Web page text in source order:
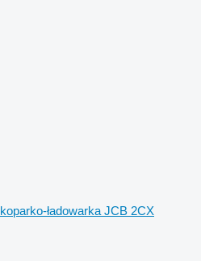
koparko-ładowarka JCB 2CX